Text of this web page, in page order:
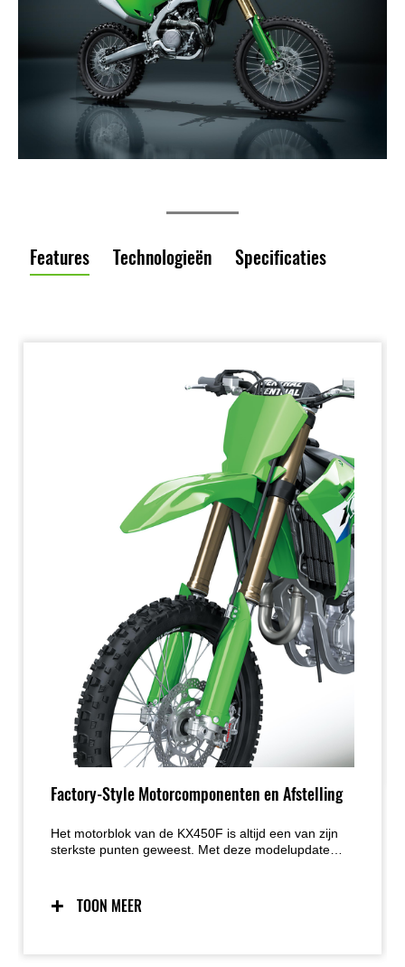
Features Technologieën Specificaties
Factory-Style Motorcomponenten en Afstelling
Het motorblok van de KX450F is altijd een van zijn
sterkste punten geweest. Met deze modelupdate
Rijders merken dit aan een directere gasrespons,
krachtiger uitaccelereren uit bochten en sterk
TOON MEER